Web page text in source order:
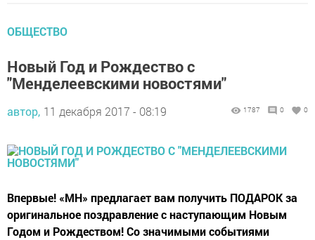
ОБЩЕСТВО
Новый Год и Рождество с
"Менделеевскими новостями"
автор, 11 декабря 2017 - 08:19 1787 0 0
Впервые! «МН» предлагает вам получить ПОДАРОК за
оригинальное поздравление с наступающим Новым
Годом и Рождеством! Со значимыми событиями